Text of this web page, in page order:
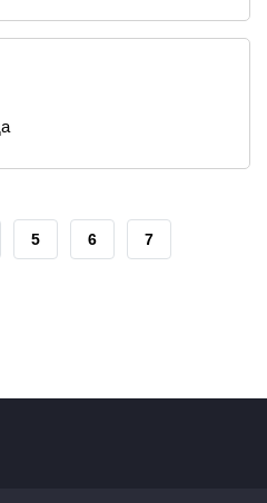
СТРАНИЦА
5 СТРАНИЦА
6 СТРАНИЦА
7